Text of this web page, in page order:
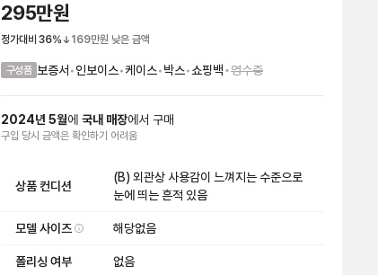
295만원
정가대비 36% 169만원 낮은 금액
구성품 보증서 •인보이스•케이스•박스•쇼핑백•영수증
2024년 5월에 국내 매장에서 구매
구입 당시 금액은 확인하기 어려움
상품 컨디션
(B) 외관상 사용감이 느껴지는 수준으로
눈에 띄는 흔적 있음
모델 사이즈 해당없음
폴리싱 여부 없음